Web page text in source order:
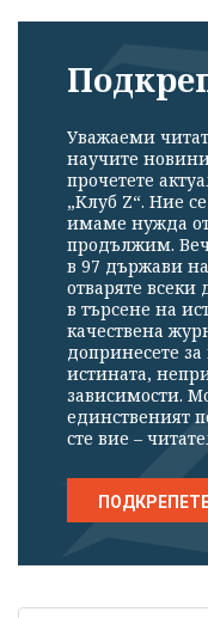
Уважаеми
научите
прочетете
„Клуб Z“. Ние
имаме нужда
продължим.
в 97 държави
отваряте
в търсене на
качествена
допринесете
истината,
зависимости.
единственият
сте вие –